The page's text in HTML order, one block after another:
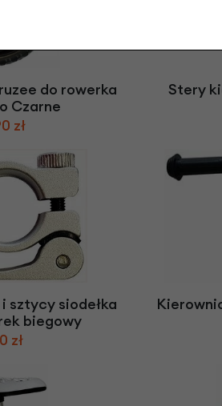
do rowerka
Czarne
zł
Stery
sztycy siodełka
biegowy
zł